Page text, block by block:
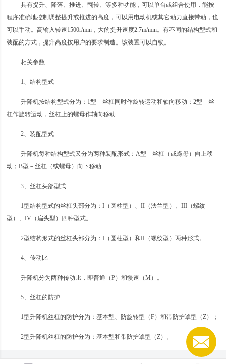
具有提升、降落、推进、翻转、等多种功能，可以单台或组合使用，能按
程序准确地控制调整提升或推进的高度，可以用电动机或其它动力直接带动，也
可以手动。高输入转速1500r/min，大的提升速度2.7m/min。有不同的结构型式和
装配的方式，提升高度按用户的要求制造。该装置可以自锁。
相关参数
1、结构型式
升降机按结构型式分为：1型－丝杠同时作旋转运动和轴向移动；2型－丝
杠作旋转运动，丝杠上的螺母作轴向移动
2、装配型式
升降机每种结构型式又分为两种装配形式：A型－丝杠（或螺母）向上移
动；B型－丝杠（或螺母）向下移动
3、丝杠头部型式
1型结构型式的丝杠头部分为：I（圆柱型）、II（法兰型）、III（螺纹
型）、IV（扁头型）四种型式。
2型结构形式的丝杠头部分为：I（圆柱型）和II（螺纹型）两种形式。
4、传动比
升降机分为两种传动比，即普通（P）和慢速（M）。
5、丝杠的防护
1型升降机丝杠的防护分为：基本型、防旋转型（F）和带防护罩型（Z）；
2型升降机丝杠的防护分为：基本型和带防护罩型（Z）。